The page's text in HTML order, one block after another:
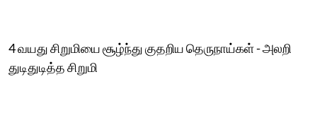
4 வயது சிறுமியை சூழ்ந்து குதறிய தெருநாய்கள் - அலறி
துடிதுடித்த சிறுமி